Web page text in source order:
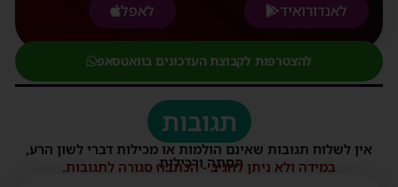
לאנדורואיד
לאפל
להצטרפות לקבוצת העדכונים בוואטסאפ
תגובות
אין לשלוח תגובות שאינם הולמות או מכילות דברי לשון הרע,
הסתה ורכילות.
במידה ולא ניתן להגיב - הכתבה סגורה לתגובות.